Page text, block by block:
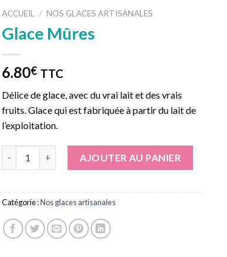
ACCUEIL / NOS GLACES ARTISANALES
Glace Mûres
6.80€ TTC
Délice de glace, avec du vrai lait et des vrais
fruits. Glace qui est fabriquée à partir du lait de
l’exploitation.
AJOUTER AU PANIER
Catégorie :Nos glaces artisanales